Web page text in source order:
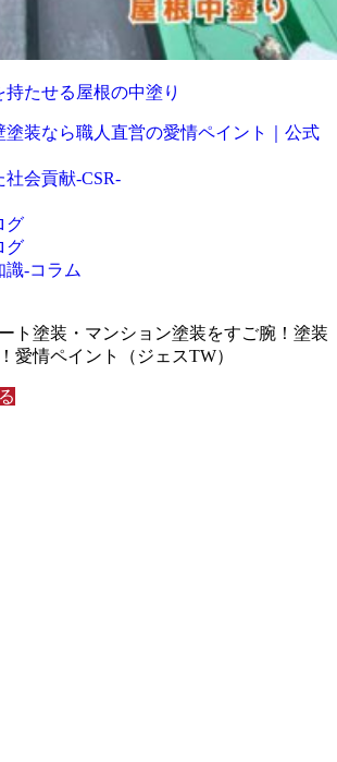
たせる屋根の中塗り
塗装なら職人直営の愛情ペイント｜公式
会貢献-CSR-
グ
グ
‐コラム
ト塗装・マンション塗装をすご腕！塗装
愛情ペイント（ジェスTW）